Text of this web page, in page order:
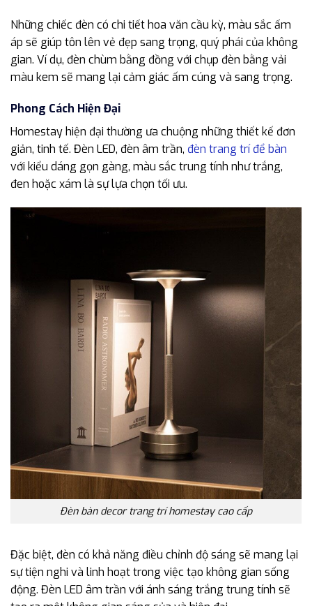
Những chiếc đèn có chi tiết hoa văn cầu kỳ, màu sắc ấm
áp sẽ giúp tôn lên vẻ đẹp sang trọng, quý phái của không
gian. Ví dụ, đèn chùm bằng đồng với chụp đèn bằng vải
màu kem sẽ mang lại cảm giác ấm cúng và sang trọng.
Phong Cách Hiện Đại
Homestay hiện đại thường ưa chuộng những thiết kế đơn
giản, tinh tế. Đèn LED, đèn âm trần, đèn trang trí để bàn
với kiểu dáng gọn gàng, màu sắc trung tính như trắng,
đen hoặc xám là sự lựa chọn tối ưu.
Đèn bàn decor trang trí homestay cao cấp
Đặc biệt, đèn có khả năng điều chỉnh độ sáng sẽ mang lại
sự tiện nghi và linh hoạt trong việc tạo không gian sống
động. Đèn LED âm trần với ánh sáng trắng trung tính sẽ